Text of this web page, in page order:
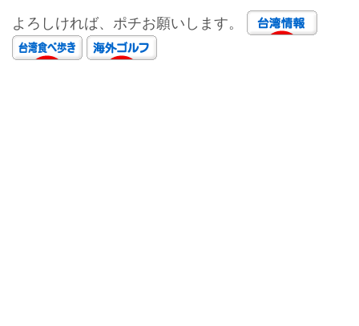
よろしければ、ポチお願いします。